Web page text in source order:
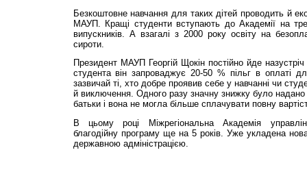
Безкоштовне навчання для таких дітей проводить й
МАУП. Кращі студенти вступають до Академії на
випускників. А взагалі з 2000 року освіту на
сироти.
Президент МАУП Георгій Щокін постійно йде
студента він запроваджує 20-50 % пільг в оплаті
зазвичай ті, хто добре проявив себе у навчанні чи
й виключення. Одного разу значну знижку було надано
батьки і вона не могла більше сплачувати повну
В цьому році Міжрегіональна Академія
благодійну програму ще на 5 років. Уже укладена
державною адміністрацією.